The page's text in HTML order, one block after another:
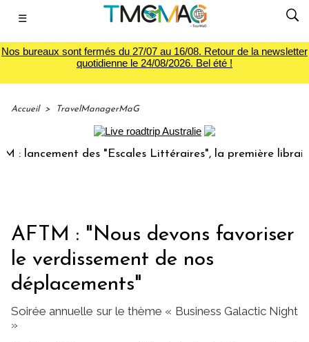
☰
Nos bureaux sont fermés du 27/07 au 16/08. Retour de la newsletter
quotidienne le 24/08/2026. Bel été !
Accueil > TravelManagerMaG
des "Escales Littéraires", la première librairie du
AFTM : "Nous devons favoriser
le verdissement de nos
déplacements"
Soirée annuelle sur le thème « Business Galactic Night
»